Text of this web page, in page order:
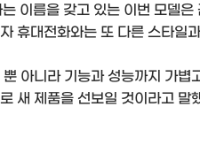
는 이름을 갖고 있는 이번 모델
휴대전화와는 또 다른 스타일
아니라 기능과 성능까지 가
새 제품을 선보일 것이라고 말